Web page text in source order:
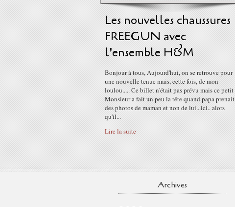
Les nouvelles chaussures
FREEGUN avec
l'ensemble H&M
Bonjour à tous, Aujourd'hui, on se retrouve pour
une nouvelle tenue mais, cette fois, de mon
loulou..... Ce billet n'était pas prévu mais ce petit
Monsieur a fait un peu la tête quand papa prenait
des photos de maman et non de lui...ici.. alors
qu'il...
Lire la suite
Archives